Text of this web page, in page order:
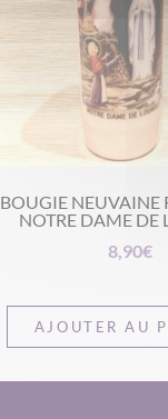
BOUGIE NEUVAINE
NOTRE DAME DE
8,90€
AJOUTER AU